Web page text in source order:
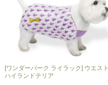
[ワンダーパーク ライラック] ウエスト
ハイランドテリア